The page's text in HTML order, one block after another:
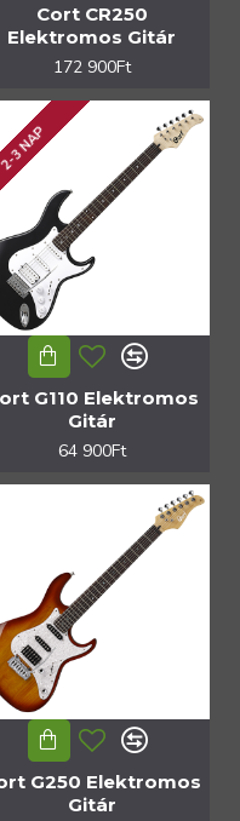
Cort CR250
Elektromos Gitár
172 900Ft
NAP
G110 Elektromos
Gitár
64 900Ft
G250 Elektromos
Gitár